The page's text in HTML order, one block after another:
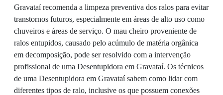
Gravataí recomenda a limpeza preventiva dos ralos para evitar
transtornos futuros, especialmente em áreas de alto uso como
chuveiros e áreas de serviço. O mau cheiro proveniente de
ralos entupidos, causado pelo acúmulo de matéria orgânica
em decomposição, pode ser resolvido com a intervenção
profissional de uma Desentupidora em Gravataí. Os técnicos
de uma Desentupidora em Gravataí sabem como lidar com
diferentes tipos de ralo, inclusive os que possuem conexões